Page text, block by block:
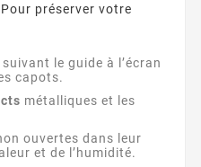
préserver votre
le guide à l’écran
capots.
métalliques et les
ouvertes dans leur
et de l’humidité.